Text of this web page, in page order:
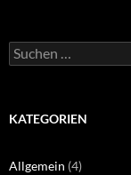
Suchen
nach:
KATEGORIEN
Allgemein (4)